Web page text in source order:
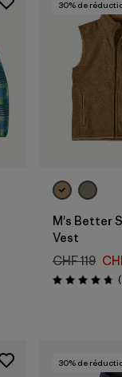
30% de
M's Better
Vest
CHF 119
Évaluation: 4.8
30% de